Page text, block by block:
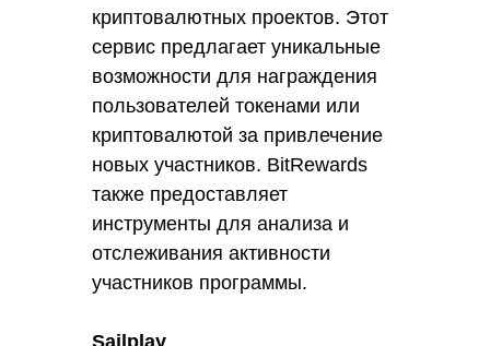
криптовалютных проектов. Этот
сервис предлагает уникальные
возможности для награждения
пользователей токенами или
криптовалютой за привлечение
новых участников. BitRewards
также предоставляет
инструменты для анализа и
отслеживания активности
участников программы.
Sailplay